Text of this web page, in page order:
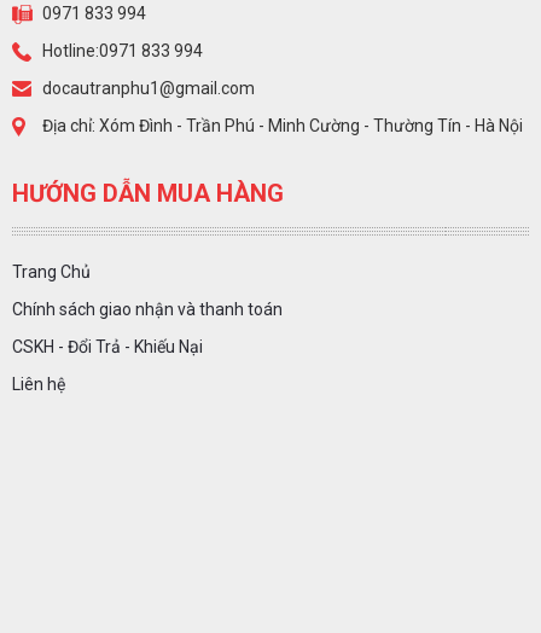
0971 833 994
Hotline:0971 833 994
docautranphu1@gmail.com
Địa chỉ: Xóm Đình - Trần Phú - Minh Cường - Thường Tín - Hà Nội
HƯỚNG DẪN MUA HÀNG
Trang Chủ
Chính sách giao nhận và thanh toán
CSKH - Đổi Trả - Khiếu Nại
Liên hệ